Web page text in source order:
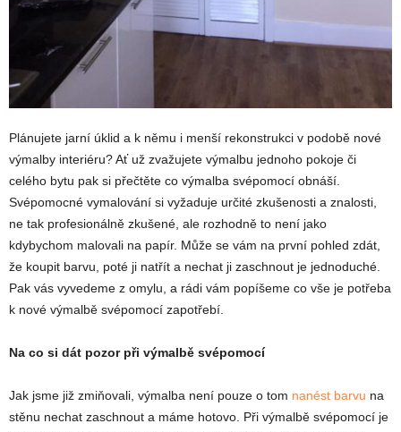
Plánujete jarní úklid a k němu i menší rekonstrukci v podobě nové
výmalby interiéru? Ať už zvažujete výmalbu jednoho pokoje či
celého bytu pak si přečtěte co výmalba svépomocí obnáší.
Svépomocné vymalování si vyžaduje určité zkušenosti a znalosti,
ne tak profesionálně zkušené, ale rozhodně to není jako
kdybychom malovali na papír. Může se vám na první pohled zdát,
že koupit barvu, poté ji natřít a nechat ji zaschnout je jednoduché.
Pak vás vyvedeme z omylu, a rádi vám popíšeme co vše je potřeba
k nové výmalbě svépomocí zapotřebí.
Na co si dát pozor při výmalbě svépomocí
Jak jsme již zmiňovali, výmalba není pouze o tom nanést barvu na
stěnu nechat zaschnout a máme hotovo. Při výmalbě svépomocí je